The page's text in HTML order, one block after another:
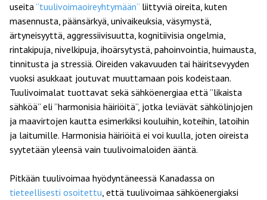
useita”tuulivoimaoireyhtymään” liittyviä oireita, kuten
masennusta, päänsärkyä, univaikeuksia, väsymystä,
ärtyneisyyttä, aggressiivisuutta, kognitiivisia ongelmia,
rintakipuja, nivelkipuja, ihoärsytystä, pahoinvointia, huimausta,
tinnitusta ja stressiä. Oireiden vakavuuden tai häiritsevyyden
vuoksi asukkaat joutuvat muuttamaan pois kodeistaan.
Tuulivoimalat tuottavat sekä sähköenergiaa että ”likaista
sähköä” eli ”harmonisia häiriöitä”, jotka leviävät sähkölinjojen
ja maavirtojen kautta esimerkiksi kouluihin, koteihin, latoihin
ja laitumille. Harmonisia häiriöitä ei voi kuulla, joten oireista
syytetään yleensä vain tuulivoimaloiden ääntä.
Pitkään tuulivoimaa hyödyntäneessä Kanadassa on
tieteellisesti osoitettu, että tuulivoimaa sähköenergiaksi